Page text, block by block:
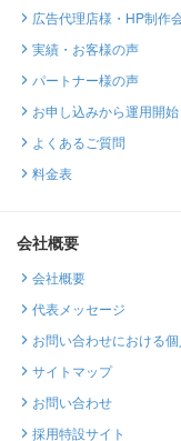
広告代理店様・HP制作
実績・お客様の声
パートナー様の声
お申し込みから運用開
よくあるご質問
料金表
会社概要
会社概要
代表メッセージ
お問い合わせにおける
サイトマップ
お問い合わせ
採用特設サイト